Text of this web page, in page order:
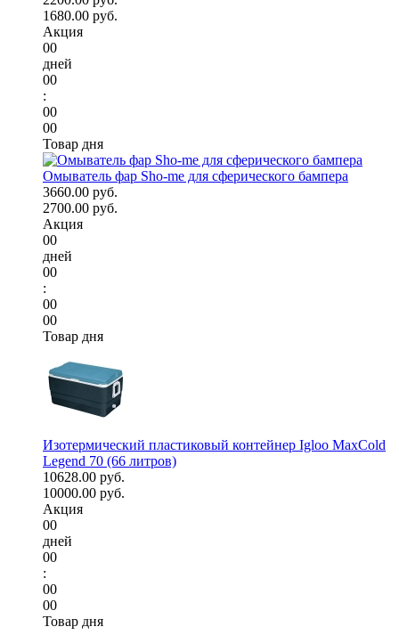
1680.00 руб.
Акция
00
дней
00
:
00
00
Товар дня
Омыватель фар Sho-me для сферического бампера
3660.00 руб.
2700.00 руб.
Акция
00
дней
00
:
00
00
Товар дня
Изотермический пластиковый контейнер Igloo MaxCold
Legend 70 (66 литров)
10628.00 руб.
10000.00 руб.
Акция
00
дней
00
:
00
00
Товар дня